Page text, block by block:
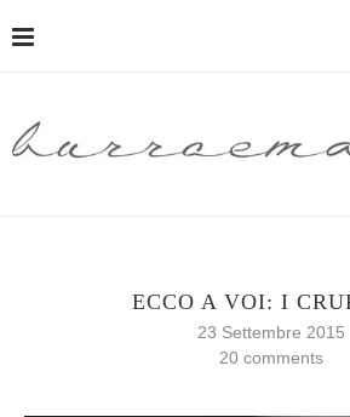
ECCO A VOI: I
23 Settembre 2015
20 comments